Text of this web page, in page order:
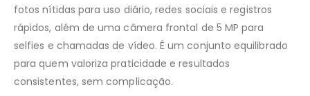
fotos nítidas para uso diário, redes sociais e registros
rápidos, além de uma câmera frontal de 5 MP para
selfies e chamadas de vídeo. É um conjunto equilibrado
para quem valoriza praticidade e resultados
consistentes, sem complicação.